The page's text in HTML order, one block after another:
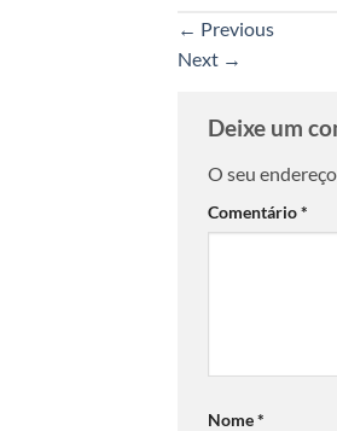
← Previous
Next →
Deixe um
O seu
Comentário*
Nome*